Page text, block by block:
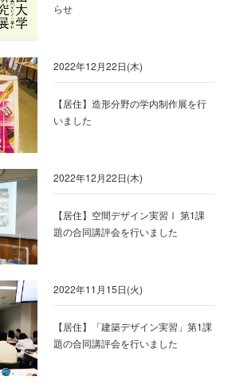
らせ
2022年12月22日(木)
【居住】造形分野の学内制作展を行
いました
2022年12月22日(木)
【居住】空間デザイン実習Ⅰ 第1課
題の合同講評会を行いました
2022年11月15日(火)
【居住】「建築デザイン実習」第1課
題の合同講評会を行いました